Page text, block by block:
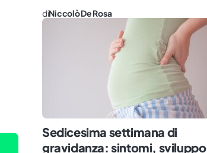
diNiccolò De Rosa
Sedicesima settimana di
gravidanza: sintomi, sviluppo